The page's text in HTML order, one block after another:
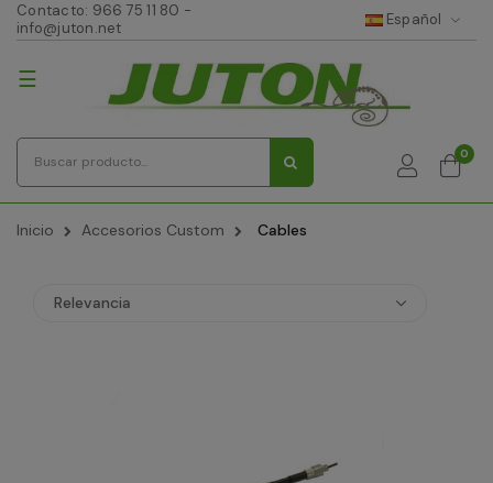
Contacto: 966 75 11 80 -
info@juton.net
Español
0
Navegación
☰
Inicio Accesorios Custom Cables
Relevancia